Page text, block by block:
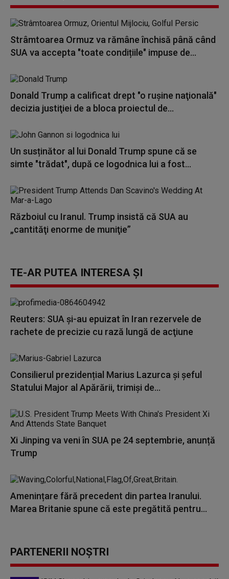
Strâmtoarea Ormuz va rămâne închisă până când
SUA va accepta "toate condițiile" impuse de...
Donald Trump a calificat drept "o ruşine naţională"
decizia justiţiei de a bloca proiectul de...
Un susținător al lui Donald Trump spune că se
simte "trădat", după ce logodnica lui a fost...
Războiul cu Iranul. Trump insistă că SUA au
„cantităţi enorme de muniţie”
TE-AR PUTEA INTERESA ȘI
Reuters: SUA şi-au epuizat în Iran rezervele de
rachete de precizie cu rază lungă de acţiune
Consilierul prezidențial Marius Lazurca și șeful
Statului Major al Apărării, trimiși de...
Xi Jinping va veni în SUA pe 24 septembrie, anunță
Trump
Amenințare fără precedent din partea Iranului.
Marea Britanie spune că este pregătită pentru...
PARTENERII NOȘTRI